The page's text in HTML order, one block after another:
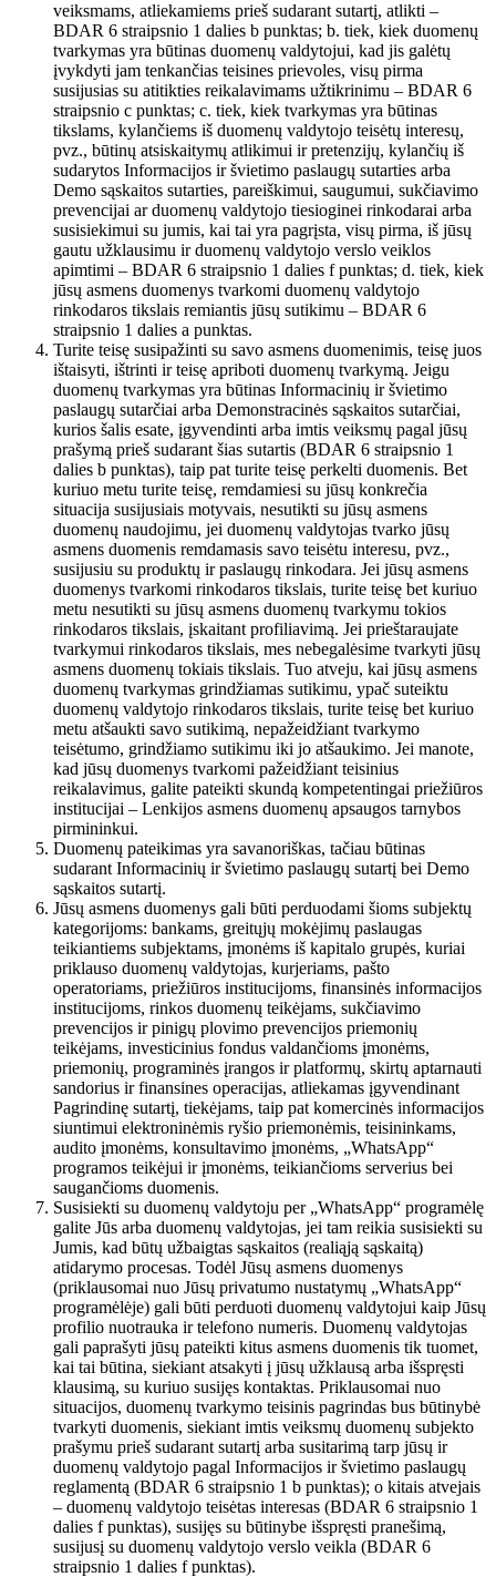
veiksmams, atliekamiems prieš sudarant sutartį, atlikti –
BDAR 6 straipsnio 1 dalies b punktas; b. tiek, kiek duomenų
tvarkymas yra būtinas duomenų valdytojui, kad jis galėtų
įvykdyti jam tenkančias teisines prievoles, visų pirma
susijusias su atitikties reikalavimams užtikrinimu – BDAR 6
straipsnio c punktas; c. tiek, kiek tvarkymas yra būtinas
tikslams, kylančiems iš duomenų valdytojo teisėtų interesų,
pvz., būtinų atsiskaitymų atlikimui ir pretenzijų, kylančių iš
sudarytos Informacijos ir švietimo paslaugų sutarties arba
Demo sąskaitos sutarties, pareiškimui, saugumui, sukčiavimo
prevencijai ar duomenų valdytojo tiesioginei rinkodarai arba
susisiekimui su jumis, kai tai yra pagrįsta, visų pirma, iš jūsų
gautu užklausimu ir duomenų valdytojo verslo veiklos
apimtimi – BDAR 6 straipsnio 1 dalies f punktas; d. tiek, kiek
jūsų asmens duomenys tvarkomi duomenų valdytojo
rinkodaros tikslais remiantis jūsų sutikimu – BDAR 6
straipsnio 1 dalies a punktas.
Turite teisę susipažinti su savo asmens duomenimis, teisę juos
ištaisyti, ištrinti ir teisę apriboti duomenų tvarkymą. Jeigu
duomenų tvarkymas yra būtinas Informacinių ir švietimo
paslaugų sutarčiai arba Demonstracinės sąskaitos sutarčiai,
kurios šalis esate, įgyvendinti arba imtis veiksmų pagal jūsų
prašymą prieš sudarant šias sutartis (BDAR 6 straipsnio 1
dalies b punktas), taip pat turite teisę perkelti duomenis. Bet
kuriuo metu turite teisę, remdamiesi su jūsų konkrečia
situacija susijusiais motyvais, nesutikti su jūsų asmens
duomenų naudojimu, jei duomenų valdytojas tvarko jūsų
asmens duomenis remdamasis savo teisėtu interesu, pvz.,
susijusiu su produktų ir paslaugų rinkodara. Jei jūsų asmens
duomenys tvarkomi rinkodaros tikslais, turite teisę bet kuriuo
metu nesutikti su jūsų asmens duomenų tvarkymu tokios
rinkodaros tikslais, įskaitant profiliavimą. Jei prieštaraujate
tvarkymui rinkodaros tikslais, mes nebegalėsime tvarkyti jūsų
asmens duomenų tokiais tikslais. Tuo atveju, kai jūsų asmens
duomenų tvarkymas grindžiamas sutikimu, ypač suteiktu
duomenų valdytojo rinkodaros tikslais, turite teisę bet kuriuo
metu atšaukti savo sutikimą, nepažeidžiant tvarkymo
teisėtumo, grindžiamo sutikimu iki jo atšaukimo. Jei manote,
kad jūsų duomenys tvarkomi pažeidžiant teisinius
reikalavimus, galite pateikti skundą kompetentingai priežiūros
institucijai – Lenkijos asmens duomenų apsaugos tarnybos
pirmininkui.
Duomenų pateikimas yra savanoriškas, tačiau būtinas
sudarant Informacinių ir švietimo paslaugų sutartį bei Demo
sąskaitos sutartį.
Jūsų asmens duomenys gali būti perduodami šioms subjektų
kategorijoms: bankams, greitųjų mokėjimų paslaugas
teikiantiems subjektams, įmonėms iš kapitalo grupės, kuriai
priklauso duomenų valdytojas, kurjeriams, pašto
operatoriams, priežiūros institucijoms, finansinės informacijos
institucijoms, rinkos duomenų teikėjams, sukčiavimo
prevencijos ir pinigų plovimo prevencijos priemonių
teikėjams, investicinius fondus valdančioms įmonėms,
priemonių, programinės įrangos ir platformų, skirtų aptarnauti
sandorius ir finansines operacijas, atliekamas įgyvendinant
Pagrindinę sutartį, tiekėjams, taip pat komercinės informacijos
siuntimui elektroninėmis ryšio priemonėmis, teisininkams,
audito įmonėms, konsultavimo įmonėms, „WhatsApp“
programos teikėjui ir įmonėms, teikiančioms serverius bei
saugančioms duomenis.
Susisiekti su duomenų valdytoju per „WhatsApp“ programėlę
galite Jūs arba duomenų valdytojas, jei tam reikia susisiekti su
Jumis, kad būtų užbaigtas sąskaitos (realiąją sąskaitą)
atidarymo procesas. Todėl Jūsų asmens duomenys
(priklausomai nuo Jūsų privatumo nustatymų „WhatsApp“
programėlėje) gali būti perduoti duomenų valdytojui kaip Jūsų
profilio nuotrauka ir telefono numeris. Duomenų valdytojas
gali paprašyti jūsų pateikti kitus asmens duomenis tik tuomet,
kai tai būtina, siekiant atsakyti į jūsų užklausą arba išspręsti
klausimą, su kuriuo susijęs kontaktas. Priklausomai nuo
situacijos, duomenų tvarkymo teisinis pagrindas bus būtinybė
tvarkyti duomenis, siekiant imtis veiksmų duomenų subjekto
prašymu prieš sudarant sutartį arba susitarimą tarp jūsų ir
duomenų valdytojo pagal Informacijos ir švietimo paslaugų
reglamentą (BDAR 6 straipsnio 1 b punktas); o kitais atvejais
– duomenų valdytojo teisėtas interesas (BDAR 6 straipsnio 1
dalies f punktas), susijęs su būtinybe išspręsti pranešimą,
susijusį su duomenų valdytojo verslo veikla (BDAR 6
straipsnio 1 dalies f punktas).